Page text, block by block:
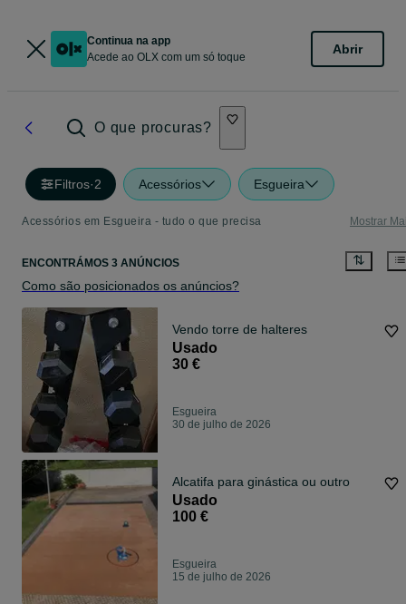
Continua na app
Acede ao OLX com um só toque
Abrir
O que procuras?
Filtros·2 Acessórios Esgueira
Acessórios em Esgueira - tudo o que precisa Mostrar
ENCONTRÁMOS 3 ANÚNCIOS
Como são posicionados os anúncios?
Vendo torre de halteres
Usado
30 €
Esgueira
30 de julho de 2026
Alcatifa para ginástica ou outro
Usado
100 €
Esgueira
15 de julho de 2026